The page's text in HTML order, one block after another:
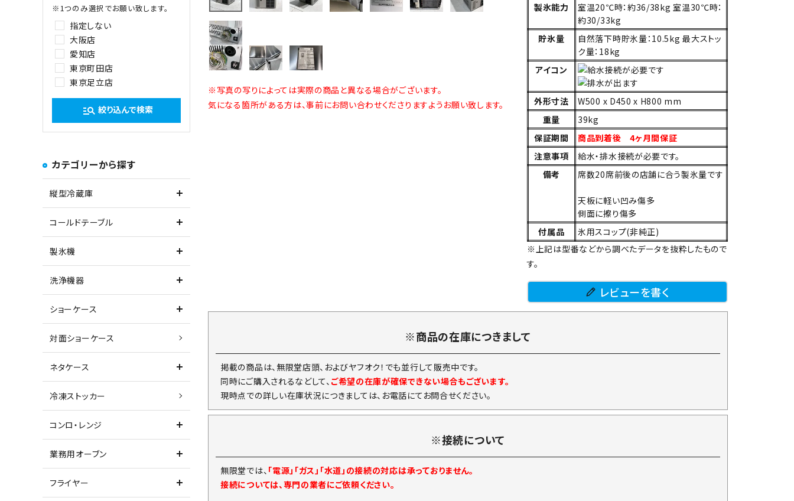
※1つのみ選択でお願い致します。
指定しない
大阪店
愛知店
東京町田店
東京足立店
manage_search 絞り込んで検索
カテゴリーから探す
縦型冷蔵庫
コールドテーブル
製氷機
洗浄機器
ショーケース
対面ショーケース
ネタケース
冷凍ストッカー
コンロ・レンジ
業務用オーブン
フライヤー
※写真の写りによっては実際の商品と異なる場合がございます。
気になる箇所がある方は、事前にお問い合わせくださりますようお願い致します。
製氷能力
室温20℃時：約36/38kg 室温30℃時：
約30/33kg
貯氷量
自然落下時貯氷量：10.5kg 最大ストッ
ク量：18kg
アイコン
外形寸法
W500 x D450 x H800 mm
重量
39kg
保証期間
商品到着後 4ヶ月間保証
注意事項
給水・排水接続が必要です。
備考
席数20席前後の店舗に合う製氷量です
天板に軽い凹み傷多
側面に擦り傷多
付属品
氷用スコップ(非純正)
※上記は型番などから調べたデータを抜粋したもので
す。
レビューを書く
※商品の在庫につきまして
掲載の商品は、無限堂店頭、およびヤフオク！でも並行して販売中です。
同時にご購入されるなどして、 ご希望の在庫が確保できない場合もございます。
現時点での詳しい在庫状況につきましては、お電話にてお問合せください。
※接続について
無限堂では、 「電源」「ガス」「水道」の接続の対応は承っておりません。
接続については、専門の業者にご依頼ください。